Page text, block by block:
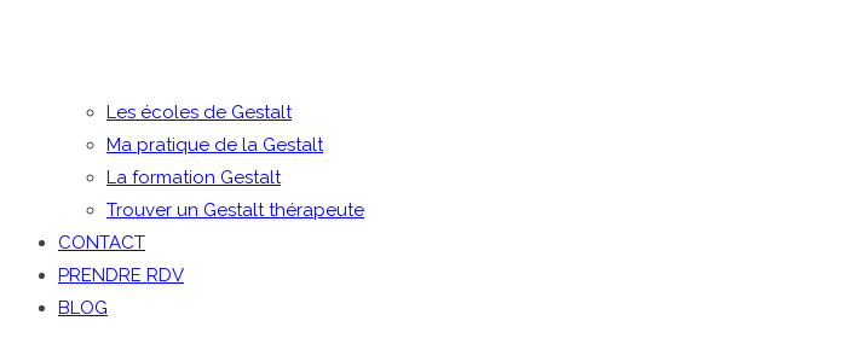
Les écoles de Gestalt
Ma pratique de la Gestalt
La formation Gestalt
Trouver un Gestalt thérapeute
CONTACT
PRENDRE RDV
BLOG